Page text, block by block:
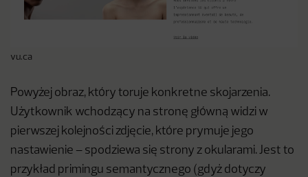
vu.ca
Powyżej obraz, który toruje konkretne skojarzenia.
Użytkownik wchodzący na stronę główną widzi w
pierwszej kolejności zdjęcie, które prymuje jego
nastawienie – spodziewa się strony z okularami. Jest to
przykład primingu semantycznego (gdyż dotyczy